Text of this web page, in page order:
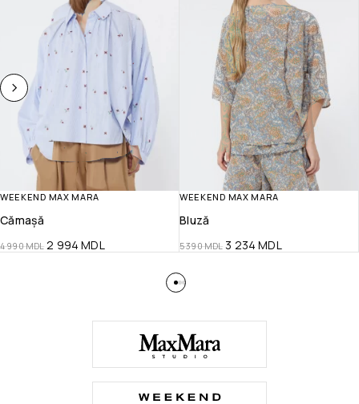
WEEKEND MAX MARA
Cămașă
4 990MDL 2 994MDL
WEEKEND MAX MARA
Bluză
5 390MDL 3 234MDL